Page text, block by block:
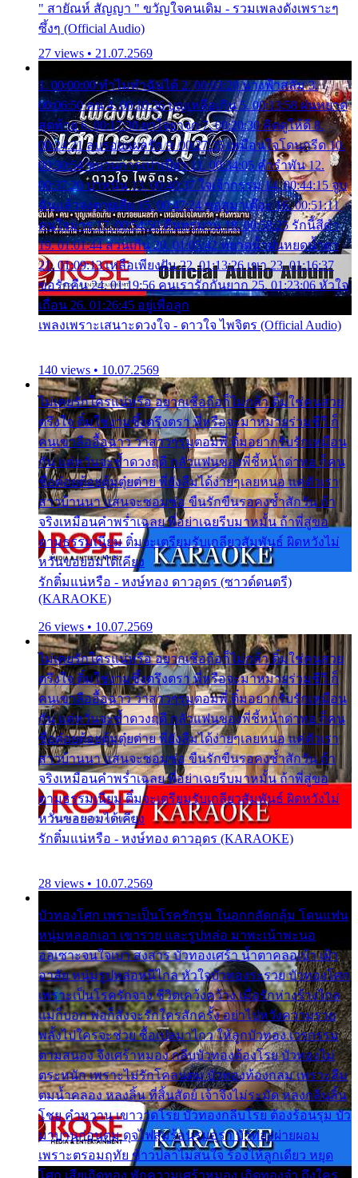
" สายัณห์ สัญญา " ขวัญใจคนเดิม - รวมเพลงดังเพราะๆ
ซึ้งๆ (Official Audio)
27 views • 21.07.2569
1. 00:00:00 ทำไมทำฉันได้ 2. 00:03:20 นางฟ้าสลัม 3.
00:06:50 คน 4. 00:10:36 บุญเหลือเกิน 5. 00:13:58 ฝนหยาด
สุดท้าย 6. 00:17:30 ยาใจยาจก 7. 00:20:30 คิดดูให้ดี 8.
00:24:21 ลบรอยแผลรัก 9. 00:27:35 เหมือนใจโดนกรีด 10.
00:30:54 ขบวนการเปาเปียว 11. 00:34:05 คำรำพัน 12.
00:37:20 ปาหนัน 13. 00:40:37 ใจเจ้ากรรม 14. 00:44:15 จูบ
ฉันแล้วจงตายเสีย 15. 00:47:24 ขอสูมาเต๊อะ 16. 00:51:11
คนใจมาร 17. 00:54:50 คืนทรมาน 18. 00:58:25 รักนี้สีดำ
19. 01:01:44 ส่วนเกิน 20. 01:05:42 หยาดน้ำฝนหยดน้ำตา
21. 01:09:13 เหลือเพียงฝัน 22. 01:13:26 เขา 23. 01:16:37
ขอรักคืน 24. 01:19:56 คนเรารักกันยาก 25. 01:23:06 หัวใจ
เถื่อน 26. 01:26:45 อยู่เพื่อลูก
เพลงเพราะเสนาะดวงใจ - ดาวใจ ไพจิตร (Official Audio)
140 views • 10.07.2569
ไม่เคยรักใครแน่หรือ อยากเชื่อถือก็ไม่กล้า ติ๋มใช่คนสวย
ตรึงใจ ติ๋มใช่งามซึ้งตรึงตรา พี่หรือจะมาหมายร่วมชีวี ก็
คนเขาลืออื้อฉาว ว่าสาวๆรุมตอมพี่ ติ๋มอยากรับรักเหมือน
กัน แต่หวั่นจะช้ำดวงฤดี กลัวแฟนของพี่ชี้หน้าด่าทอ ก็คน
ชื่อต๋อยต้อยตุ้มตุ๋ยต่าย พี่ยังลืมได้ง่ายๆเลยหนอ แค่ตัวเรา
สาวบ้านนา แสนจะซอมซ่อ ขืนรักขืนรอคงช้ำสักวัน ถ้า
จริงเหมือนคำพร่ำเฉลย พี่อย่าเฉยรีบมาหมั้น ถ้าพี่สู่ขอ
ตามธรรมเนียม ติ๋มจะเตรียมรับเกลียวสัมพันธ์ ผิดหวังไม่
หวั่นขอยอมได้เคียง
รักติ๋มแน่หรือ - หงษ์ทอง ดาวอุดร (ซาวด์ดนตรี)
(KARAOKE)
26 views • 10.07.2569
ไม่เคยรักใครแน่หรือ อยากเชื่อถือก็ไม่กล้า ติ๋มใช่คนสวย
ตรึงใจ ติ๋มใช่งามซึ้งตรึงตรา พี่หรือจะมาหมายร่วมชีวี ก็
คนเขาลืออื้อฉาว ว่าสาวๆรุมตอมพี่ ติ๋มอยากรับรักเหมือน
กัน แต่หวั่นจะช้ำดวงฤดี กลัวแฟนของพี่ชี้หน้าด่าทอ ก็คน
ชื่อต๋อยต้อยตุ้มตุ๋ยต่าย พี่ยังลืมได้ง่ายๆเลยหนอ แค่ตัวเรา
สาวบ้านนา แสนจะซอมซ่อ ขืนรักขืนรอคงช้ำสักวัน ถ้า
จริงเหมือนคำพร่ำเฉลย พี่อย่าเฉยรีบมาหมั้น ถ้าพี่สู่ขอ
ตามธรรมเนียม ติ๋มจะเตรียมรับเกลียวสัมพันธ์ ผิดหวังไม่
หวั่นขอยอมได้เคียง
รักติ๋มแน่หรือ - หงษ์ทอง ดาวอุดร (KARAOKE)
28 views • 10.07.2569
บัวทองโศก เพราะเป็นโรครักรุม ในอกกลัดกลุ้ม โดนแฟน
หนุ่มหลอกเอา เขารวย และรูปหล่อ มาพะเน้าพะนอ
ออเซาะจนใจเบา สงสาร บัวทองเศร้า น้ำตาคลอเบ้า เฝ้า
อาลัย หนุ่มรูปหล่อหนีไกล หัวใจบัวทองระรวย บัวทองโศก
เพราะเป็นโรครักจาง ชีวิตเคว้งคว้าง เมื่อรักห่างร้างไกล
แม่ก็บอก พ่อก็สั่งจะรักใครสักครั้ง อย่าไปหวังความรวย
พลั้งไปใครจะช่วย ซื้อเปลมาไกว ให้ลูกบัวทอง เวรกรรม
ตามสนอง จึงเศร้าหมอง กลีบบัวทองต้องโรย บัวทองไม่
ตระหนัก เพราะไม่รักโคลนตม บัวทองท้องกลม เพราะลืม
ตมน้ำคลอง หลงลิ้น ที่สิ้นสัตย์ เจ้าจึงไม่ระมัด หลงกลิ่นลิ้น
โชย คำหวาน เขาวาดโรย บัวทองกลีบโรย ต้องร้อนรุม บัว
มาบานก่อนตูม ดุจไฟสุมร้อนรุมอุรา บัวทองผ่ายผอม
เพราะตรอมฤทัย ข้าวปลาไม่สนใจ ร้องไห้ลูกเดียว หยุด
โศก เสียเถิดทอง พักความเศร้าหมอง เถิดทองจ๋า ถึงใคร